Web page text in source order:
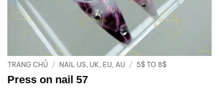
TRANG CHỦ / NAIL US, UK, EU, AU / 5$ TO 8$
Press on nail 57